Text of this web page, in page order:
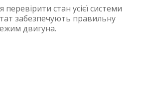
стан усієї системи
забезпечують правильну
двигуна.